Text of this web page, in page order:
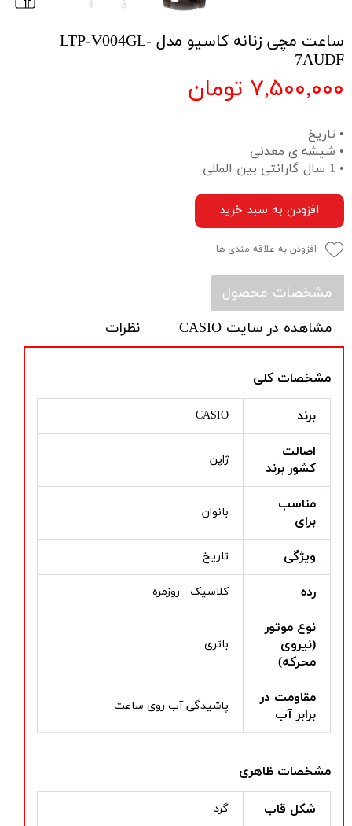
ساعت مچی زنانه کاسیو مدل LTP-V004GL-
7AUDF
۷,۵۰۰,۰۰۰ تومان
• تاریخ
• شیشه ی معدنی
• 1 سال گارانتی بین المللی
افزودن به سبد خرید
افزودن به علاقه مندی ها
مشخصات محصول
مشاهده در سایت CASIO
نظرات
مشخصات کلی
برند CASIO
اصالت
کشور برند
ژاپن
مناسب
برای
بانوان
ویژگی تاریخ
رده کلاسیک - روزمره
نوع موتور
(نیروی
محرکه)
باتری
مقاومت در
برابر آب
پاشیدگی آب روی ساعت
مشخصات ظاهری
شکل قاب گرد